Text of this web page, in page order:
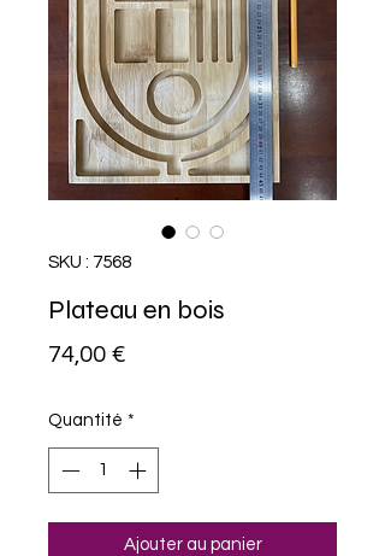
SKU : 7568
Plateau en bois
74,00 €Prix
Quantité *
Ajouter au panier